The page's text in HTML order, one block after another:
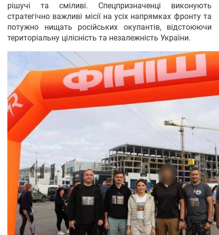
рішучі та сміливі. Спецпризначенці виконують
стратегічно важливі місії на усіх напрямках фронту та
потужно нищать російських окупантів, відстоюючи
територіальну цілісність та незалежність України.